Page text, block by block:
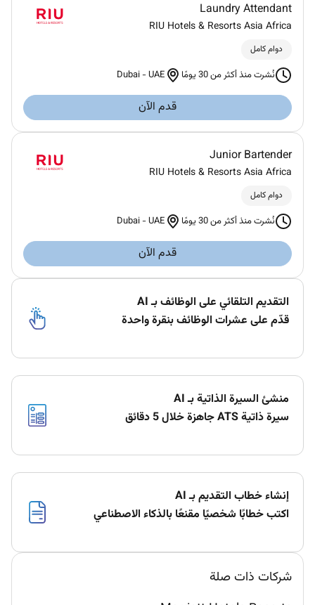
Laundry Attendant
RIU Hotels & Resorts Asia Africa
دوام كامل
نُشرت منذ أكثر من 30 يومًا Dubai -UAE
قدم الآن
Junior Bartender
RIU Hotels & Resorts Asia Africa
دوام كامل
نُشرت منذ أكثر من 30 يومًا Dubai -UAE
قدم الآن
التقديم التلقائي على الوظائف بـ AI
قدّم على عشرات الوظائف بنقرة واحدة
منشئ السيرة الذاتية بـ AI
سيرة ذاتية ATS جاهزة خلال 5 دقائق
إنشاء خطاب التقديم بـ AI
اكتب خطابًا شخصيًا مقنعًا بالذكاء الاصطناعي
شركات ذات صلة